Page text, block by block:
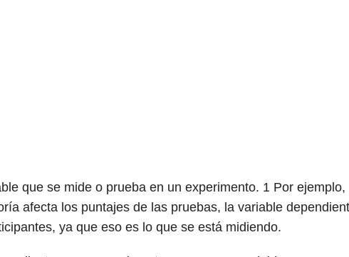
que se mide o prueba en un experimento. 1 Por ejemplo,
afecta los puntajes de las pruebas, la variable
ya que eso es lo que se está midiendo.